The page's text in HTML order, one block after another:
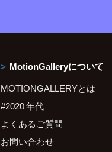
MotionGalleryについて
MOTIONGALLERYとは
#2020 年代
よくあるご質問
お問い合わせ